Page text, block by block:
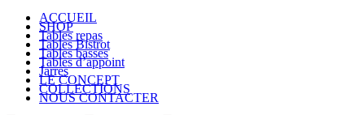
ACCUEIL
SHOP
Tables repas
Tables Bistrot
Tables basses
Tables d’appoint
Jarres
LE CONCEPT
COLLECTIONS
NOUS CONTACTER